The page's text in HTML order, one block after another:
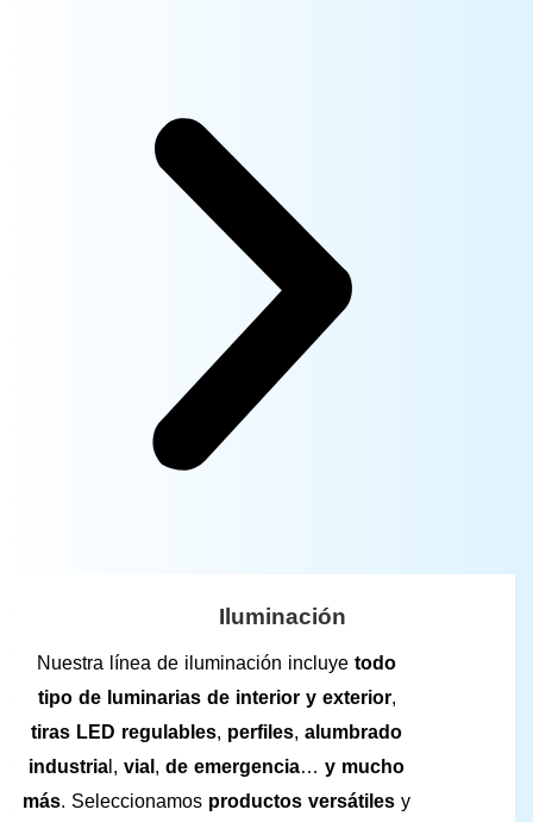
Iluminación
Nuestra línea de iluminación incluyetodo
tipo de luminarias de interior y exterior,
tiras LED regulables, perfiles,alumbrado
industria l,vial ,de emergencia…y mucho
más. Seleccionamos productos versátiles y